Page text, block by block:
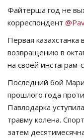
OFFICIAL
Язык
Русский
Файтерша год не
корреспондент
Первая казахстанка
возвращению в
на своей инстаграм-
Последний бой
прошлого года
Павлодарка
травму колена.
затем